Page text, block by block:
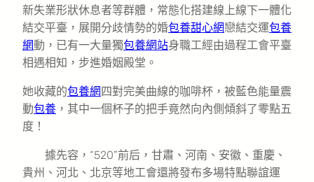
新失業形狀休息者等群體，常態化搭建線上線下一體化
結交平臺，展開分歧情勢的婚包養甜心網戀結交運包養
網動，已有一大量獨包養網站身職工經由過程工會平臺
相遇相知，步進婚姻殿堂。
她收藏的包養網四對完美曲線的咖啡杯，被藍色能量震
動包養 ，其中一個杯子的把手竟然向內側傾斜了零點五
度！
據先容，“520”前后，甘肅、河南、安徽、重慶、
貴州、河北、北京等地工會還將發布多場特點聯誼運